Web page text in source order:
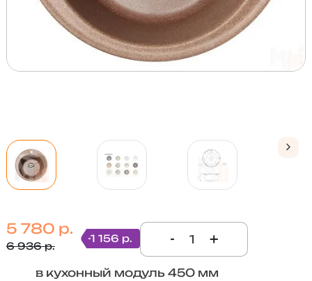
5 780 р.
6 936 р.
-1 156 р. - +
в кухонный модуль 450 мм